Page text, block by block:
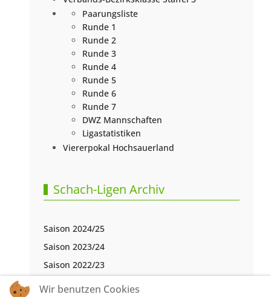
Paarungsliste
Runde 1
Runde 2
Runde 3
Runde 4
Runde 5
Runde 6
Runde 7
DWZ Mannschaften
Ligastatistiken
Viererpokal Hochsauerland
Schach-Ligen Archiv
Saison 2024/25
Saison 2023/24
Saison 2022/23
Saison 2021/22
Wir benutzen Cookies